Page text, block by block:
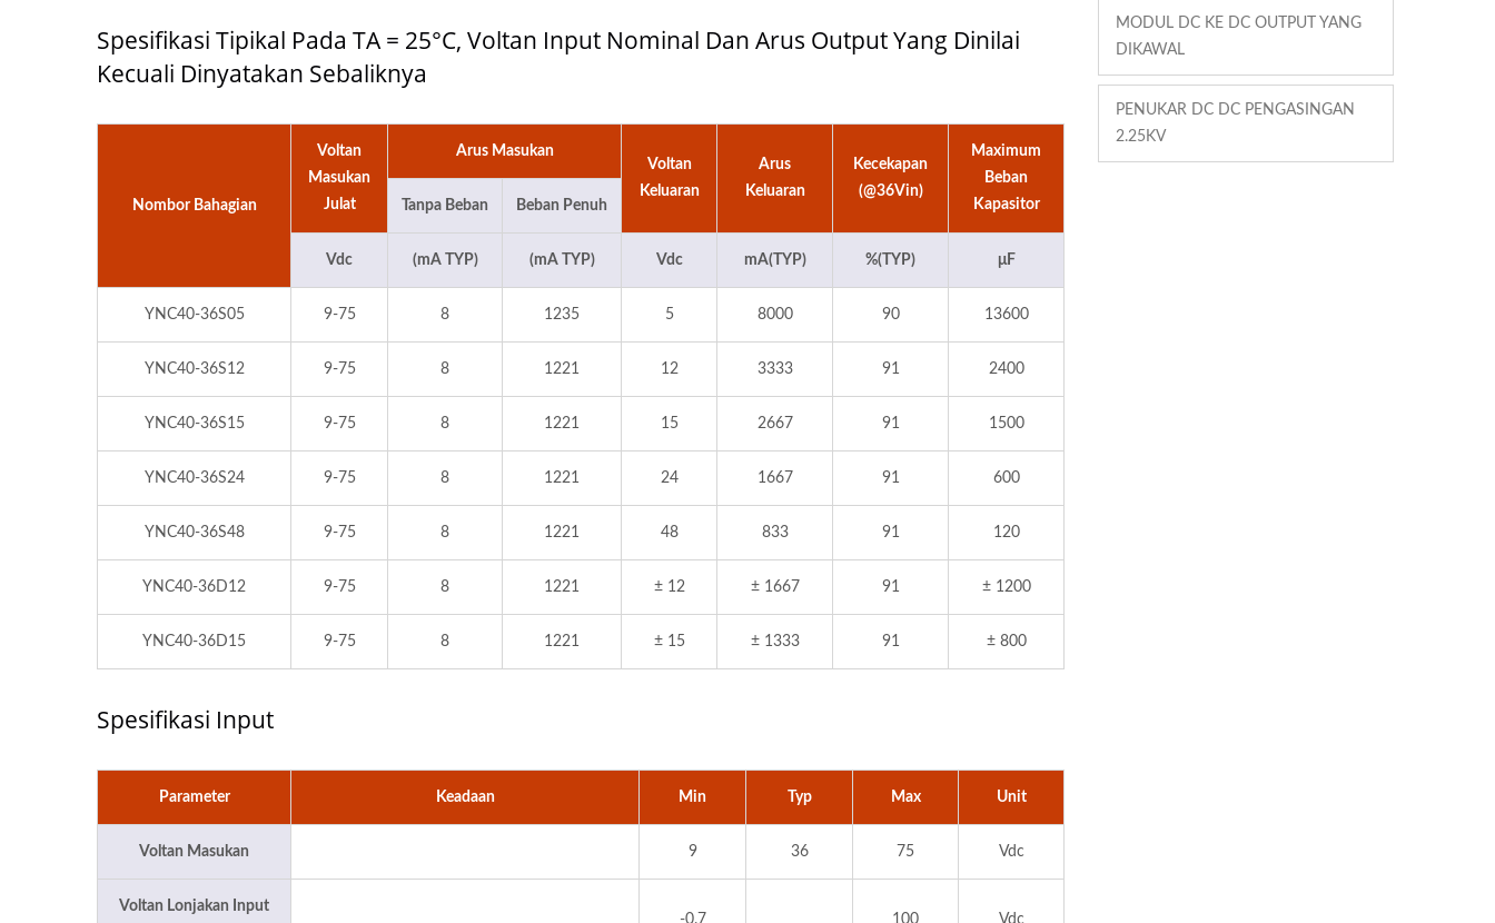
Spesifikasi Tipikal Pada TA = 25°C, Voltan Input Nominal Dan Arus Output Yang Dinilai
Kecuali Dinyatakan Sebaliknya
Nombor Bahagian
Voltan
Masukan
Julat
Arus Masukan
Voltan
Keluaran
Arus
Keluaran
Kecekapan
(@36Vin)
Maximum
Beban
Kapasitor
Tanpa Beban Beban Penuh
Vdc (mA TYP) (mA TYP) Vdc mA(TYP) %(TYP) μF
YNC40-36S05 9-75 8 1235 5 8000 90 13600
YNC40-36S12 9-75 8 1221 12 3333 91 2400
YNC40-36S15 9-75 8 1221 15 2667 91 1500
YNC40-36S24 9-75 8 1221 24 1667 91 600
YNC40-36S48 9-75 8 1221 48 833 91 120
YNC40-36D12 9-75 8 1221 ± 12 ± 1667 91 ± 1200
YNC40-36D15 9-75 8 1221 ± 15 ± 1333 91 ± 800
Spesifikasi Input
Parameter Keadaan Min Typ Max Unit
Voltan Masukan 9 36 75 Vdc
Voltan Lonjakan Input
-0.7
100 Vdc
MODUL DC KE DC OUTPUT YANG
DIKAWAL
PENUKAR DC DC PENGASINGAN
2.25KV